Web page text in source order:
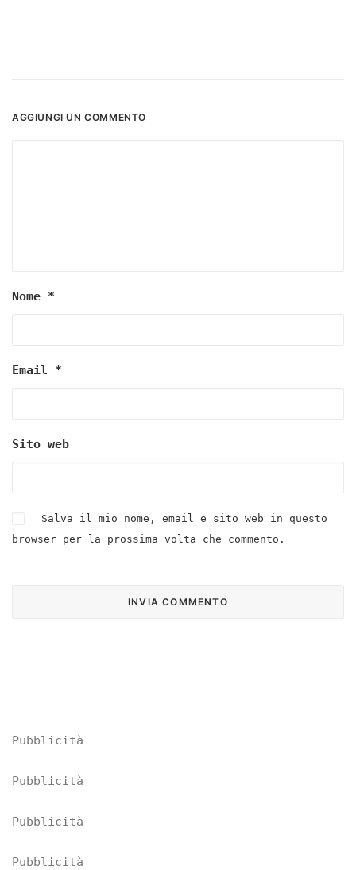
AGGIUNGI UN COMMENTO
Nome *
Email *
Sito web
Salva il mio nome, email e sito web in questo
browser per la prossima volta che commento.
Pubblicità
Pubblicità
Pubblicità
Pubblicità